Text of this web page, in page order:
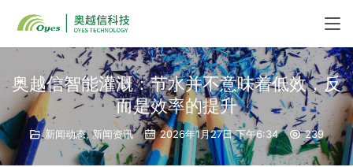
奥越信智能灌溉：节水并不意味着低效，反
而是效率的提升
新闻动态,新闻资讯 2026年1月27日 下午6:34 239